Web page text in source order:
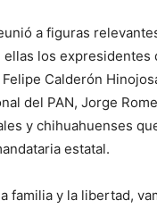
a figuras
ellas los expresidentes
Felipe Calderón
del PAN, Jorge
y chihuahuenses
estatal.
familia y la libertad,